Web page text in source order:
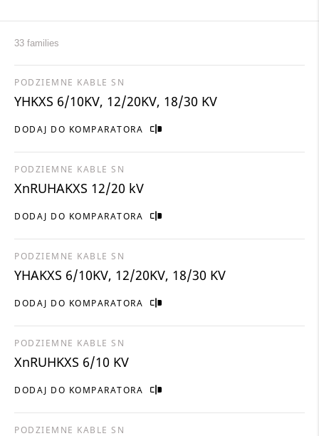
33 families
DODAJ DO KOMPARATORA
PODZIEMNE KABLE SN
YHKXS 6/10KV, 12/20KV, 18/30 KV
DODAJ DO KOMPARATORA
PODZIEMNE KABLE SN
XnRUHAKXS 12/20 kV
DODAJ DO KOMPARATORA
PODZIEMNE KABLE SN
YHAKXS 6/10KV, 12/20KV, 18/30 KV
DODAJ DO KOMPARATORA
PODZIEMNE KABLE SN
XnRUHKXS 6/10 KV
PODZIEMNE KABLE SN